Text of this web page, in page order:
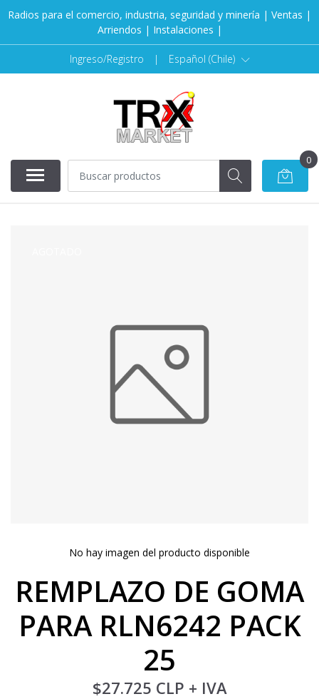
Radios para el comercio, industria, seguridad y minería | Ventas |
Arriendos | Instalaciones |
Ingreso/Registro | Español (Chile)
0
No hay imagen del producto disponible
REMPLAZO DE GOMA
PARA RLN6242 PACK
25
$27.725 CLP + IVA